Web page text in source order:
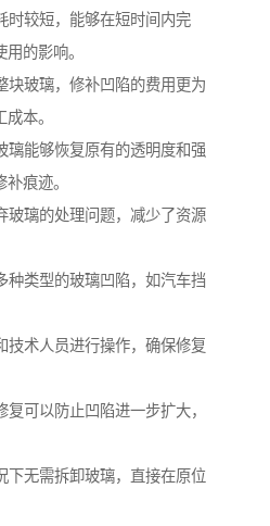
时较短，能够在短时间内完
的影响。
块玻璃，修补凹陷的费用更为
本。
璃能够恢复原有的透明度和强
痕迹。
玻璃的处理问题，减少了资源
种类型的玻璃凹陷，如汽车挡
技术人员进行操作，确保修复
可以防止凹陷进一步扩大，
下无需拆卸玻璃，直接在原位